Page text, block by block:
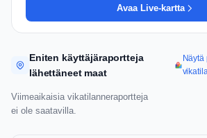
Avaa Live-kartta
Eniten käyttäjäraportteja
lähettäneet maat
Näytä
Viimeaikaisia vikatilanneraportteja
ei ole saatavilla.